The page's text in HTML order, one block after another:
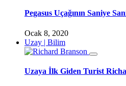
Pegasus Uçağının Saniye
Ocak 8, 2020
Uzay | Bilim
Uzaya İlk Giden Turist